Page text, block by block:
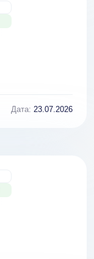
Дата: 23.07.2026